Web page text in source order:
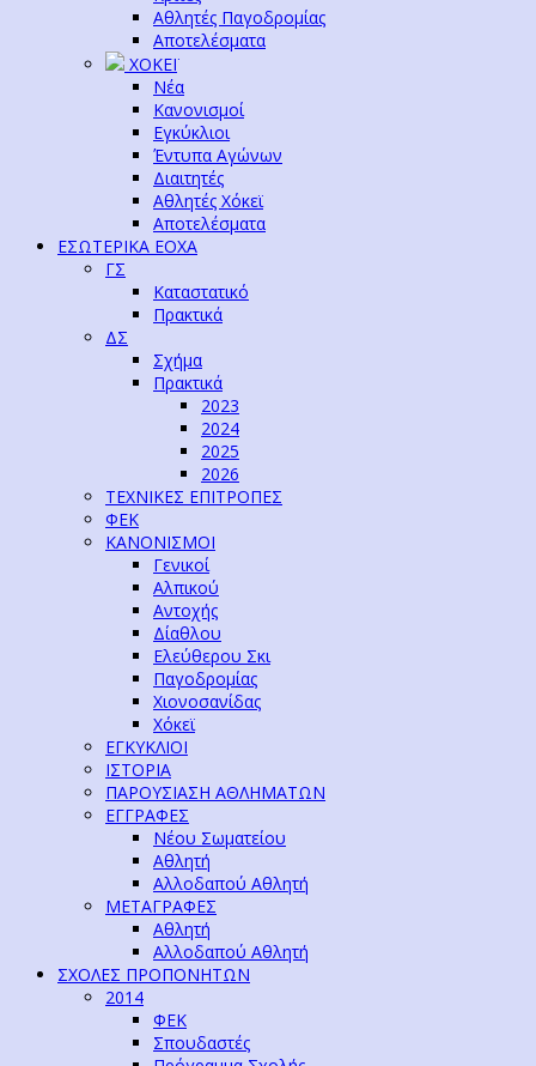
Αθλητές Παγοδρομίας
Αποτελέσματα
ΧΟΚΕΪ
Νέα
Κανονισμοί
Εγκύκλιοι
Έντυπα Αγώνων
Διαιτητές
Αθλητές Χόκεϊ
Αποτελέσματα
ΕΣΩΤΕΡΙΚΑ ΕΟΧΑ
ΓΣ
Καταστατικό
Πρακτικά
ΔΣ
Σχήμα
Πρακτικά
2023
2024
2025
2026
ΤΕΧΝΙΚΕΣ ΕΠΙΤΡΟΠΕΣ
ΦΕΚ
ΚΑΝΟΝΙΣΜΟΙ
Γενικοί
Αλπικού
Αντοχής
Δίαθλου
Ελεύθερου Σκι
Παγοδρομίας
Χιονοσανίδας
Χόκεϊ
ΕΓΚΥΚΛΙΟΙ
ΙΣΤΟΡΙΑ
ΠΑΡΟΥΣΙΑΣΗ ΑΘΛΗΜΑΤΩΝ
ΕΓΓΡΑΦΕΣ
Νέου Σωματείου
Αθλητή
Αλλοδαπού Αθλητή
ΜΕΤΑΓΡΑΦΕΣ
Αθλητή
Αλλοδαπού Αθλητή
ΣΧΟΛΕΣ ΠΡΟΠΟΝΗΤΩΝ
2014
ΦΕΚ
Σπουδαστές